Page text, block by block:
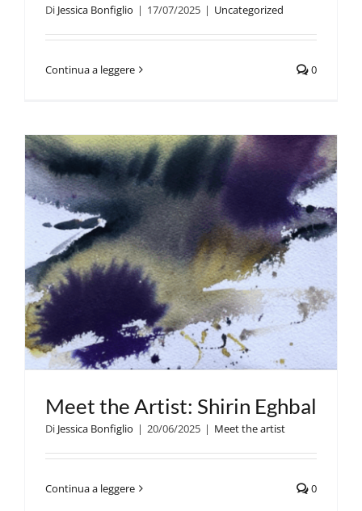
Di Jessica Bonfiglio | 17/07/2025 | Uncategorized
Continua a leggere 0
Meet the Artist: Shirin Eghbal
Di Jessica Bonfiglio | 20/06/2025 | Meet the artist
Continua a leggere 0